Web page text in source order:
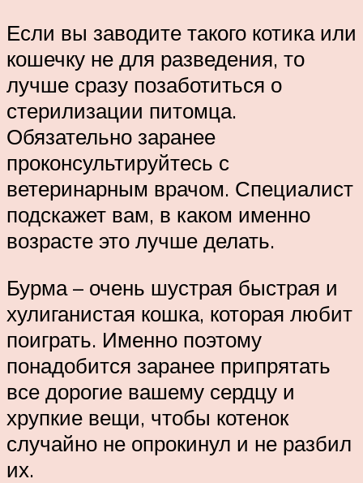
Если вы заводите такого котика или
кошечку не для разведения, то
лучше сразу позаботиться о
стерилизации питомца.
Обязательно заранее
проконсультируйтесь с
ветеринарным врачом. Специалист
подскажет вам, в каком именно
возрасте это лучше делать.
Бурма – очень шустрая быстрая и
хулиганистая кошка, которая любит
поиграть. Именно поэтому
понадобится заранее припрятать
все дорогие вашему сердцу и
хрупкие вещи, чтобы котенок
случайно не опрокинул и не разбил
их.